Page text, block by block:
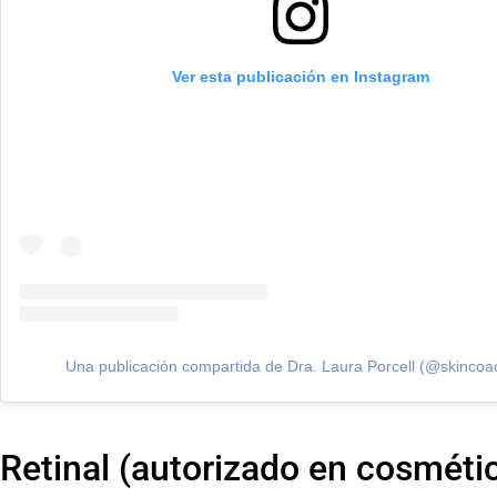
Ver esta publicación en Instagram
Una publicación compartida de Dra. Laura Porcell
Retinal (autorizado en